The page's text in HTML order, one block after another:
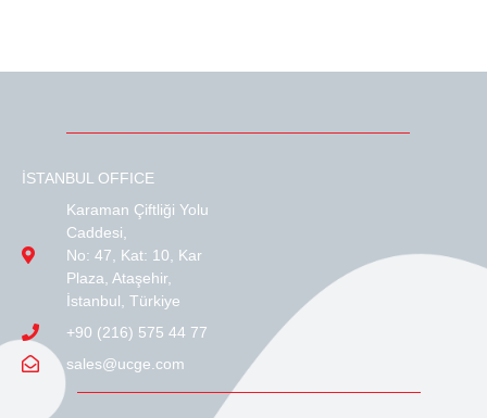
İSTANBUL OFFICE
Karaman Çiftliği Yolu
Caddesi,
No: 47, Kat: 10, Kar
Plaza, Ataşehir,
İstanbul, Türkiye
+90 (216) 575 44 77
sales@ucge.com